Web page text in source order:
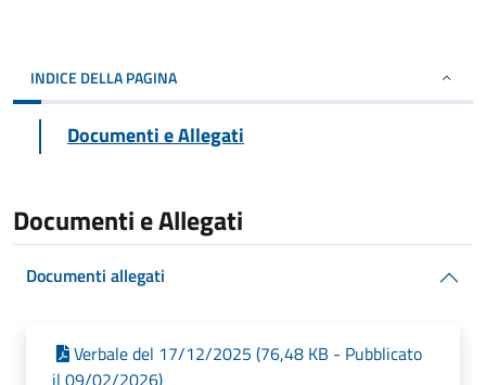
INDICE DELLA PAGINA
Documenti e Allegati
Documenti e Allegati
Documenti allegati
Verbale del 17/12/2025 (76,48 KB - Pubblicato
il 09/02/2026)